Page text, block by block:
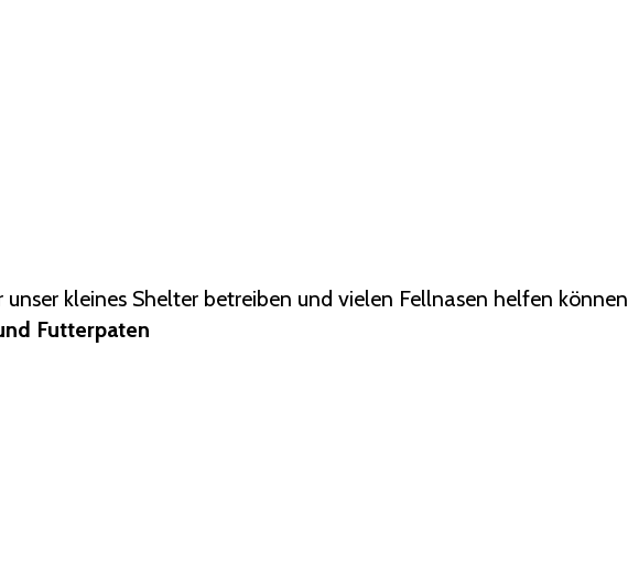
kleines Shelter betreiben und vielen Fellnasen helfen können
Futterpaten